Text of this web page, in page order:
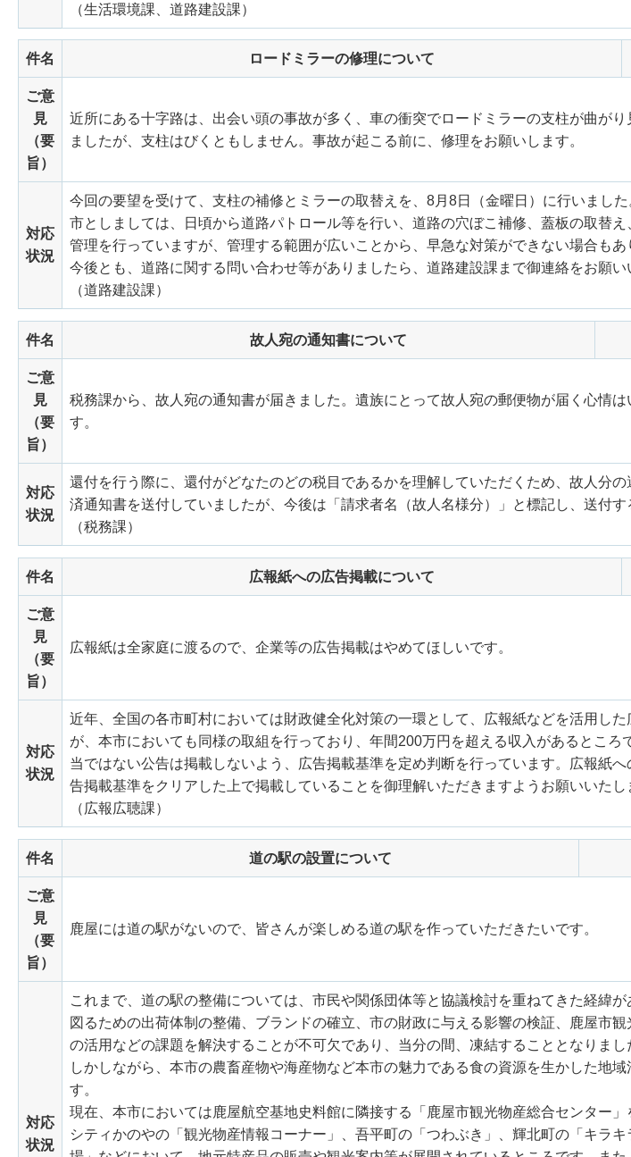
（生活環境課、道路建設課）
件名 ロードミラーの修理について
ご意
見
（要
旨）
近所にある十字路は、出会い頭の事故が多く、車の衝突でロードミラーの支柱が曲が
ましたが、支柱はびくともしません。事故が起こる前に、修理をお願いします。
対応
状況
今回の要望を受けて、支柱の補修とミラーの取替えを、8月8日（金曜日）に行いました
市としましては、日頃から道路パトロール等を行い、道路の穴ぼこ補修、蓋板の取替
管理を行っていますが、管理する範囲が広いことから、早急な対策ができない場合もあ
今後とも、道路に関する問い合わせ等がありましたら、道路建設課まで御連絡をお願い
（道路建設課）
件名 故人宛の通知書について
ご意
見
（要
旨）
税務課から、故人宛の通知書が届きました。遺族にとって故人宛の郵便物が届く心情
す。
対応
状況
還付を行う際に、還付がどなたのどの税目であるかを理解していただくため、故人分
済通知書を送付していましたが、今後は「請求者名（故人名様分）」と標記し、送付す
（税務課）
件名 広報紙への広告掲載について
ご意
見
（要
旨）
広報紙は全家庭に渡るので、企業等の広告掲載はやめてほしいです。
対応
状況
近年、全国の各市町村においては財政健全化対策の一環として、広報紙などを活用し
が、本市においても同様の取組を行っており、年間200万円を超える収入があるところ
当ではない公告は掲載しないよう、広告掲載基準を定め判断を行っています。広報紙
告掲載基準をクリアした上で掲載していることを御理解いただきますようお願いいたし
（広報広聴課）
件名 道の駅の設置について
ご意
見
（要
旨）
鹿屋には道の駅がないので、皆さんが楽しめる道の駅を作っていただきたいです。
対応
状況
これまで、道の駅の整備については、市民や関係団体等と協議検討を重ねてきた経緯
図るための出荷体制の整備、ブランドの確立、市の財政に与える影響の検証、鹿屋市
の活用などの課題を解決することが不可欠であり、当分の間、凍結することとなりまし
しかしながら、本市の農畜産物や海産物など本市の魅力である食の資源を生かした地
す。
現在、本市においては鹿屋航空基地史料館に隣接する「鹿屋市観光物産総合センター
シティかのやの「観光物産情報コーナー」、吾平町の「つわぶき」、輝北町の「キラ